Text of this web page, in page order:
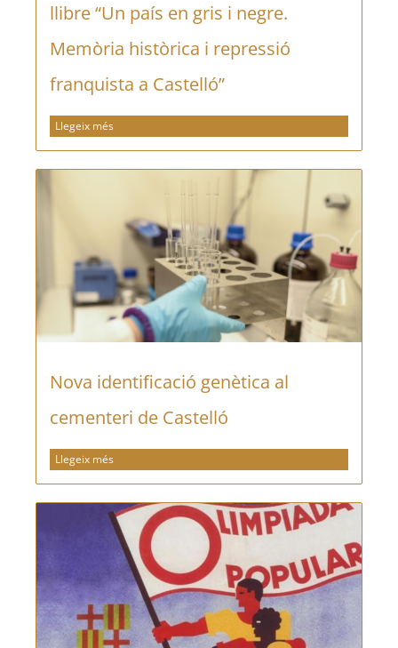
llibre “Un país en gris i negre.
Memòria històrica i repressió
franquista a Castelló”
Llegeix més
Nova identificació genètica al
cementeri de Castelló
Llegeix més